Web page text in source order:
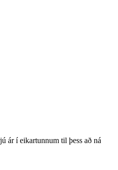
ár í eikartunnum til þess að ná